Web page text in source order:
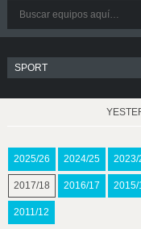
2025/26 2024/25 2023/
2017/18 2016/17 2015/
2011/12